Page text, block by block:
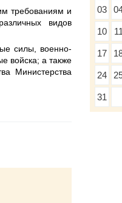
требованиям и
видов
силы, военно-
войска; а также
Министерства
03
10 11
17
24
31